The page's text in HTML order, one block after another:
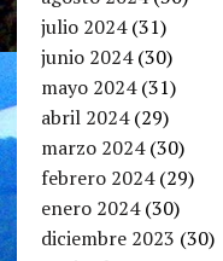
julio 2024(31)
junio 2024(30)
mayo 2024(31)
abril 2024(29)
marzo 2024(30)
febrero 2024(29)
enero 2024(30)
diciembre 2023 (30)